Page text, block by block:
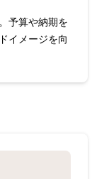
予算や納期を
イメージを向